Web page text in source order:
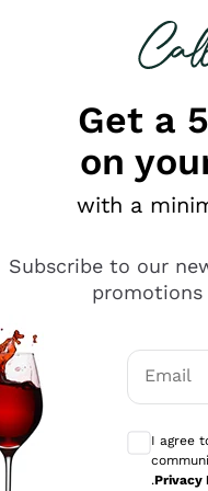
looking for
Get a
on
with a
Subscribe to our
promotions
Email
I agree
.Privacy